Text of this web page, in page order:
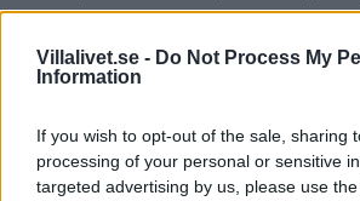
Villalivet.se - Do Not Process My
Information
If you wish to opt-out of the sale, sharing
processing of your personal or sensitive
targeted advertising by us, please use
Artikelnr:59fdf9e76736 Kategori:
Espressomaskiner